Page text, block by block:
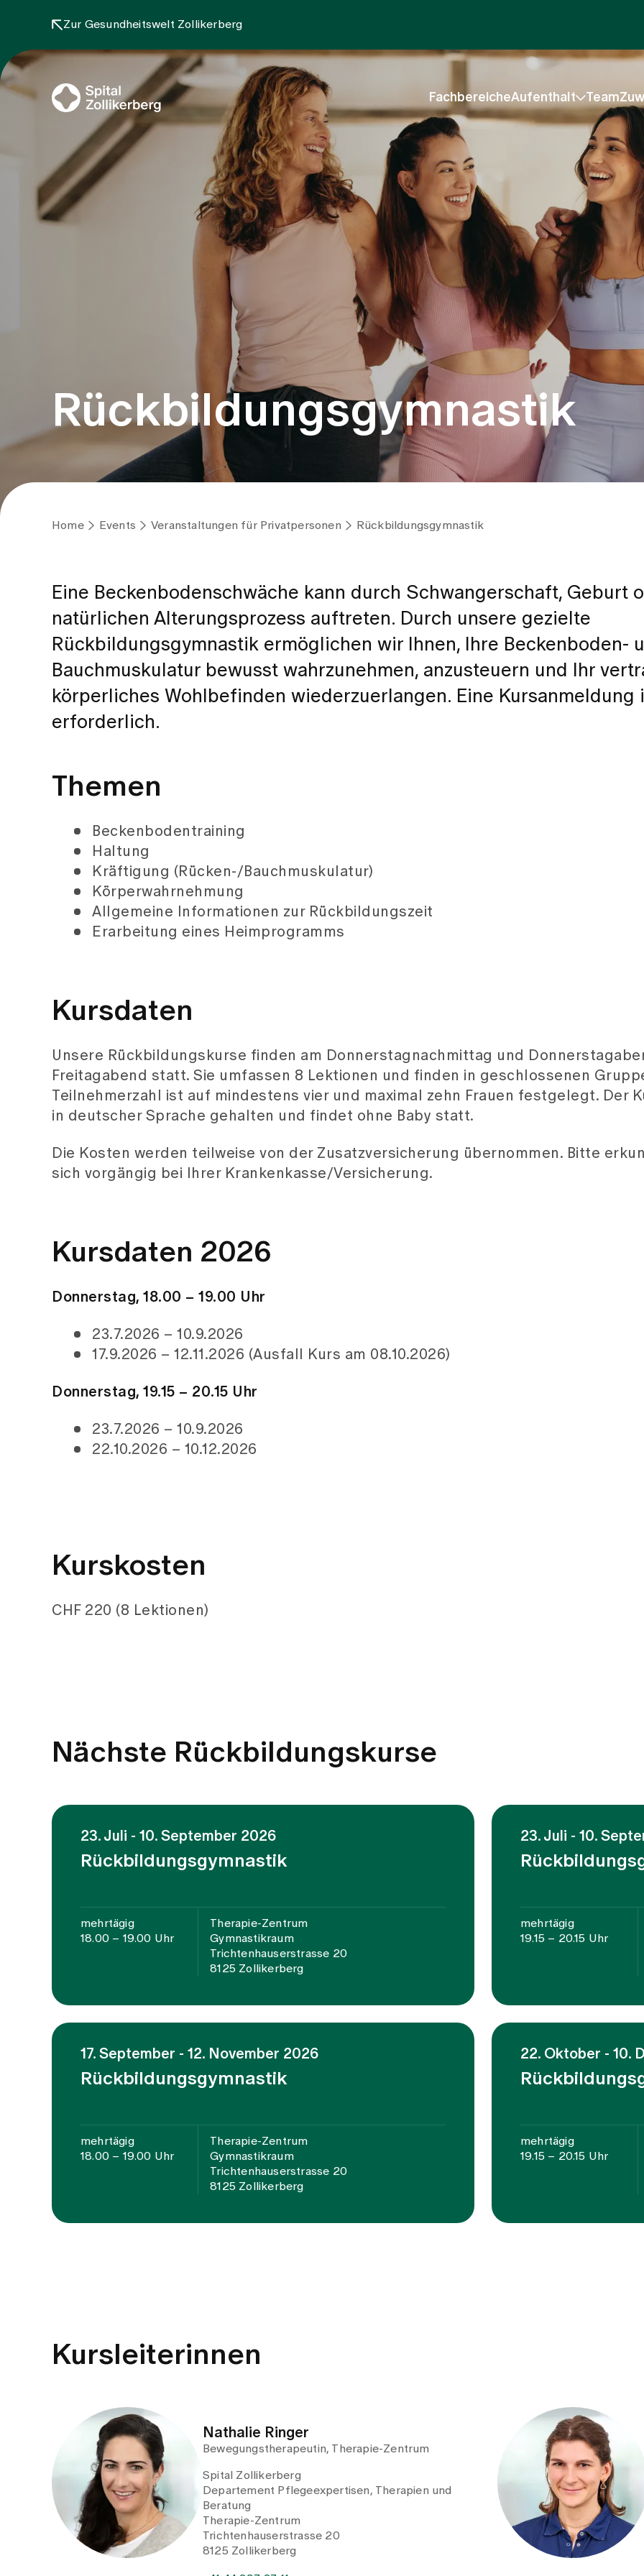
Zur Gesundheitswelt Zollikerberg
FachbereicheAufenthalt Team
Rückbildungsgymnastik
Home Events Veranstaltungen für Privatpersonen Rückbildungsgymnastik
Eine Beckenbodenschwäche kann durch Schwangerschaft, Geburt
natürlichen Alterungsprozess auftreten. Durch unsere gezielte
Rückbildungsgymnastik ermöglichen wir Ihnen, Ihre Beckenboden-
Bauchmuskulatur bewusst wahrzunehmen, anzusteuern und Ihr
körperliches Wohlbefinden wiederzuerlangen. Eine Kursanmeldung
erforderlich.
Themen
Beckenbodentraining
Haltung
Kräftigung (Rücken-/Bauchmuskulatur)
Körperwahrnehmung
Allgemeine Informationen zur Rückbildungszeit
Erarbeitung eines Heimprogramms
Kursdaten
Unsere Rückbildungskurse finden am Donnerstagnachmittag und
Freitagabend statt. Sie umfassen 8 Lektionen und finden in geschlossenen
Teilnehmerzahl ist auf mindestens vier und maximal zehn Frauen festgelegt. Der
in deutscher Sprache gehalten und findet ohne Baby statt.
Die Kosten werden teilweise von der Zusatzversicherung übernommen. Bitte
sich vorgängig bei Ihrer Krankenkasse/Versicherung.
Kursdaten 2026
Donnerstag, 18.00 – 19.00 Uhr
23.7.2026 – 10.9.2026
17.9.2026 – 12.11.2026 (Ausfall Kurs am 08.10.2026)
Donnerstag, 19.15 – 20.15 Uhr
23.7.2026 – 10.9.2026
22.10.2026 – 10.12.2026
Kurskosten
CHF 220 (8 Lektionen)
Nächste Rückbildungskurse
23. Juli - 10. September 2026
Rückbildungsgymnastik
mehrtägig
18.00 – 19.00 Uhr
Therapie-Zentrum
Gymnastikraum
Trichtenhauserstrasse 20
8125 Zollikerberg
23. Juli - 10.
mehrtägig
19.15 – 20.15 Uhr
17. September - 12. November 2026
Rückbildungsgymnastik
mehrtägig
18.00 – 19.00 Uhr
Therapie-Zentrum
Gymnastikraum
Trichtenhauserstrasse 20
8125 Zollikerberg
22. Oktober - 10.
mehrtägig
19.15 – 20.15 Uhr
Kursleiterinnen
Nathalie Ringer
Bewegungstherapeutin, Therapie-Zentrum
Spital Zollikerberg
Departement Pflegeexpertisen, Therapien und
Beratung
Therapie-Zentrum
Trichtenhauserstrasse 20
8125 Zollikerberg